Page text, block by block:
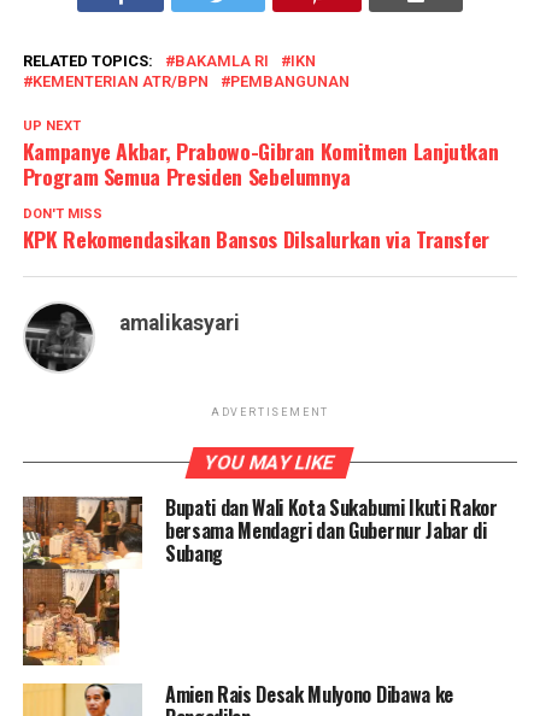
RELATED TOPICS: BAKAMLA RI
IKN
KEMENTERIAN ATR/BPN
PEMBANGUNAN
UP NEXT
Kampanye Akbar, Prabowo-Gibran Komitmen Lanjutkan
Program Semua Presiden Sebelumnya
DON'T MISS
KPK Rekomendasikan Bansos Dilsalurkan via Transfer
amalikasyari
ADVERTISEMENT
YOU MAY LIKE
Bupati dan Wali Kota Sukabumi Ikuti Rakor
bersama Mendagri dan Gubernur Jabar di
Subang
Amien Rais Desak Mulyono Dibawa ke